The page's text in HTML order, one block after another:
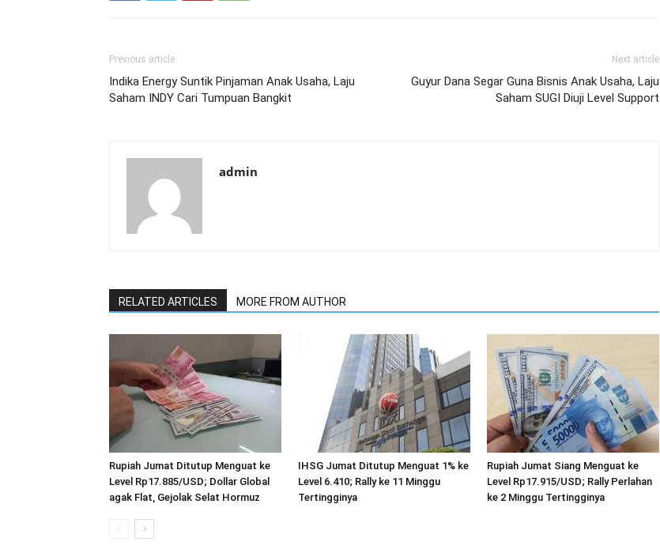
Previous article
Indika Energy Suntik Pinjaman Anak Usaha, Laju
Saham INDY Cari Tumpuan Bangkit
Next article
Guyur Dana Segar Guna Bisnis Anak Usaha, Laju
Saham SUGI Diuji Level Support
admin
RELATED ARTICLES MORE FROM AUTHOR
Rupiah Jumat Ditutup Menguat ke
Level Rp17.885/USD; Dollar Global
agak Flat, Gejolak Selat Hormuz
IHSG Jumat Ditutup Menguat 1% ke
Level 6.410; Rally ke 11 Minggu
Tertingginya
Rupiah Jumat Siang Menguat ke
Level Rp17.915/USD; Rally Perlahan
ke 2 Minggu Tertingginya